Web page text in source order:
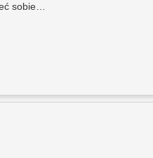
sobie…